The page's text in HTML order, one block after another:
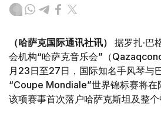
（哈萨克国际通讯社讯）
据罗扎·巴
会机构“哈萨克音乐会”（
月23日至27日，国际知名手风琴
“Coupe Mondiale”世界锦标赛将在
该项赛事首次落户哈萨克斯坦及整个